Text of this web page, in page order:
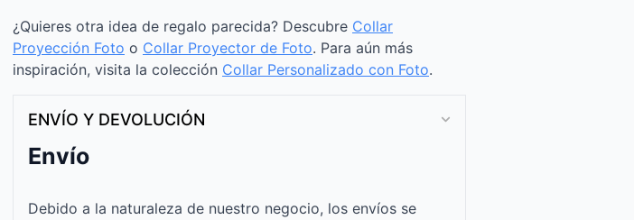
¿Quieres otra idea de regalo parecida? Descubre Collar
Proyección Foto o Collar Proyector de Foto. Para aún más
inspiración, visita la colección Collar Personalizado con Foto.
ENVÍO Y DEVOLUCIÓN
Envío
Debido a la naturaleza de nuestro negocio, los envíos se